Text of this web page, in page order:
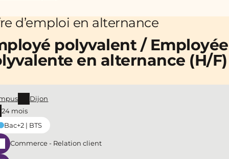
d’emploi en alternance
polyvalent / Employée
en alternance (H/F)
Dijon
24 mois
Bac+2 | BTS
Commerce - Relation client